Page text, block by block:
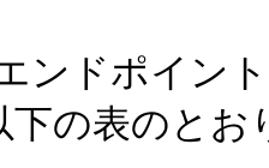
ンドポイン
下の表のとお